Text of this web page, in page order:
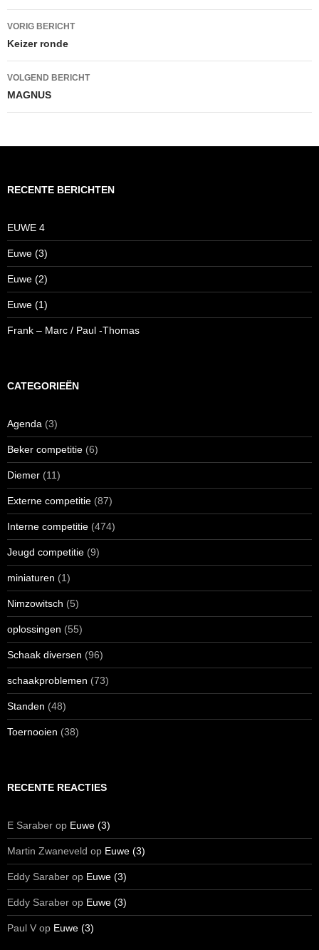
Bericht
navigatie
VORIG BERICHT
Keizer ronde
VOLGEND BERICHT
MAGNUS
RECENTE BERICHTEN
EUWE 4
Euwe (3)
Euwe (2)
Euwe (1)
Frank – Marc / Paul -Thomas
CATEGORIEËN
Agenda (3)
Beker competitie (6)
Diemer (11)
Externe competitie (87)
Interne competitie (474)
Jeugd competitie (9)
miniaturen (1)
Nimzowitsch (5)
oplossingen (55)
Schaak diversen (96)
schaakproblemen (73)
Standen (48)
Toernooien (38)
RECENTE REACTIES
E Saraber op Euwe (3)
Martin Zwaneveld op Euwe (3)
Eddy Saraber op Euwe (3)
Eddy Saraber op Euwe (3)
Paul V op Euwe (3)